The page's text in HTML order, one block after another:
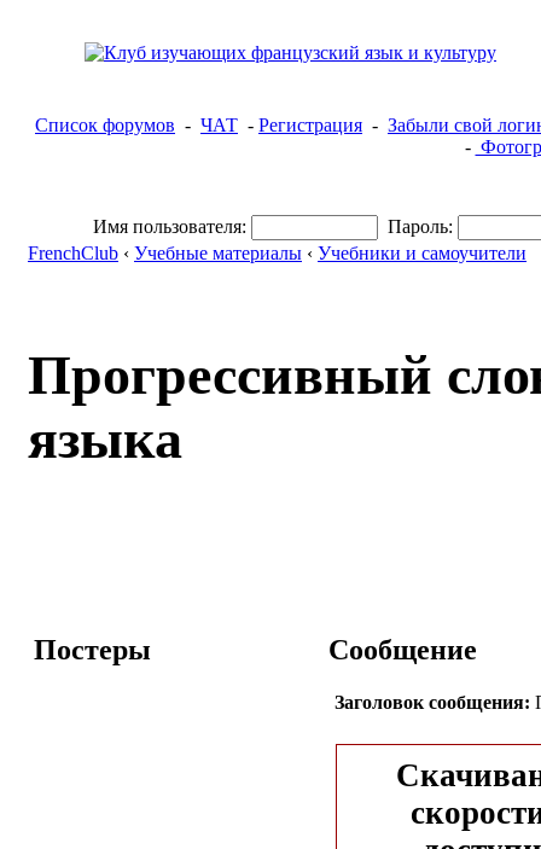
Список форумов - ЧАТ - Регистрация - Забыли свой
-
Имя пользователя:
Пароль:
FrenchClub ‹ Учебные материалы ‹ Учебники и самоучители
Прогрессивный
языка
Постеры Сообщение
Заголовок сообщения: